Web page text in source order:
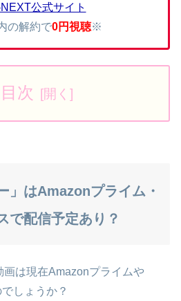
公式サイト
の解約で0円視聴※
目次
」はAmazonプライム・
で配信予定あり？
画は現在Amazonプライムや
しょうか？